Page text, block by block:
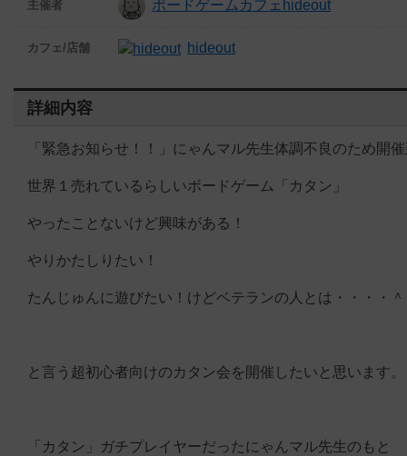
主催者 ボードゲームカフェhideout
カフェ/店舗 hideout
詳細内容
「緊急お知らせ！！」にゃんマル先生体調不良のため開
世界１売れているらしいボードゲーム「カタン」
やったことないけど興味がある！
やりかたしりたい！
たんじゅんに遊びたい！けどベテランの人とは・・・・
と言う超初心者向けのカタン会を開催したいと思います。
「カタン」ガチプレイヤーだったにゃんマル先生のもと